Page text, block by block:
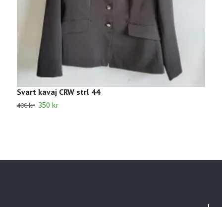
Svart kavaj CRW strl 44
400 kr 350 kr